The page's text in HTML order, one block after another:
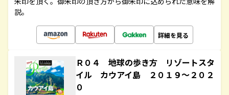
説。
詳細を見る
Ｒ０４ 地球の歩き方 リゾートスタ
イル カウアイ島 ２０１９～２０２
０